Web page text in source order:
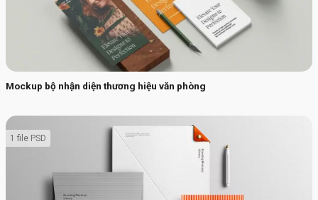
Mockup bộ nhận diện thương hiệu văn phòng
1 file PSD